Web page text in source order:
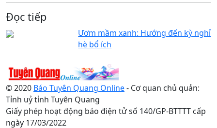
Đọc tiếp
Ươm mầm xanh: Hướng đến kỳ nghỉ
hè bổ ích
© 2020 Báo Tuyên Quang Online- Cơ quan chủ quản:
Tỉnh uỷ tỉnh Tuyên Quang
Giấy phép hoạt động báo điện tử số 140/GP-BTTTT cấp
ngày 17/03/2022